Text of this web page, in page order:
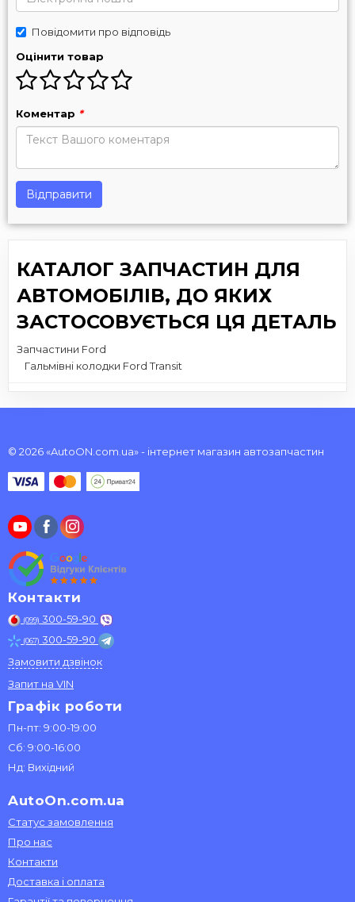
Повідомити про відповідь
Оцінити товар
Коментар *
Відправити
КАТАЛОГ ЗАПЧАСТИН ДЛЯ
АВТОМОБІЛІВ, ДО ЯКИХ
ЗАСТОСОВУЄТЬСЯ ЦЯ ДЕТАЛЬ
Запчастини Ford
Гальмівні колодки Ford Transit
© 2026 «AutoON.com.ua» - інтернет магазин автозапчастин
Контакти
(099) 300-59-90
(067) 300-59-90
Замовити дзвінок
Запит на VIN
Графік роботи
Пн-пт: 9:00-19:00
Сб: 9:00-16:00
Нд: Вихідний
AutoOn.com.ua
Статус замовлення
Про нас
Контакти
Доставка і оплата